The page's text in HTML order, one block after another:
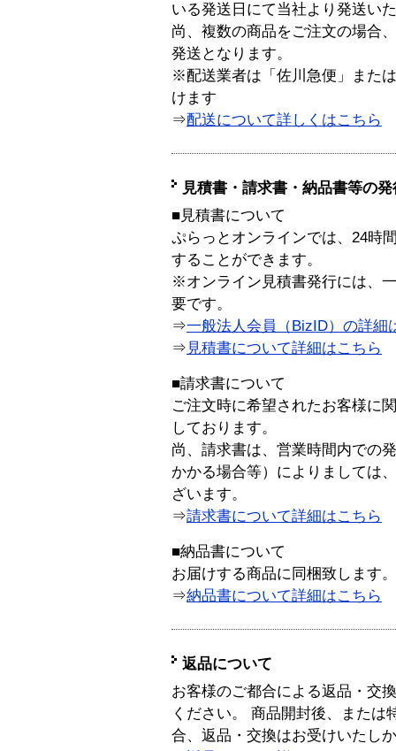
いる発送日にて当社より発送い
尚、複数の商品をご注文の場合
発送となります。
※配送業者は「佐川急便」また
けます
⇒配送について詳しくはこちら
見積書・請求書・納品書等の
■見積書について
ぷらっとオンラインでは、24時
することができます。
※オンライン見積書発行には、
要です。
⇒一般法人会員（BizID）の詳細
⇒ 見積書について詳細はこちら
■請求書について
ご注文時に希望されたお客様に
しております。
尚、請求書は、営業時間内での
かかる場合等）によりましては
ざいます。
⇒請求書について詳細はこちら
■納品書について
お届けする商品に同梱致します。
⇒納品書について詳細はこちら
返品について
お客様のご都合による返品・交
ください。 商品開封後、または
合、返品・交換はお受けいたし